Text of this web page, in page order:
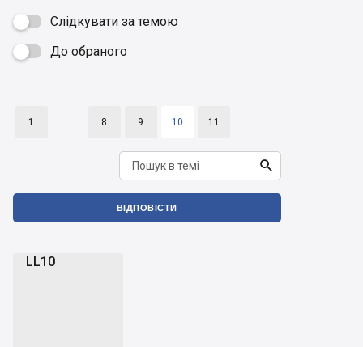
Слідкувати за темою
 До обраного
1 8 9 10 11

ВІДПОВІСТИ
LL10